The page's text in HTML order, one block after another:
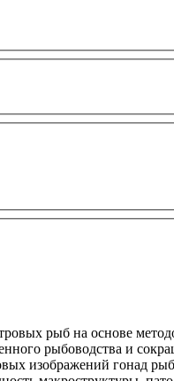
рыб на основе
рыбоводства и
изображений гонад